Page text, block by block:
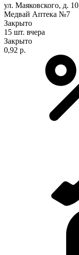
ул. Маяковского, д.
Медвай Аптека №7
Закрыто
15 шт. вчера
Закрыто
0,92 р.